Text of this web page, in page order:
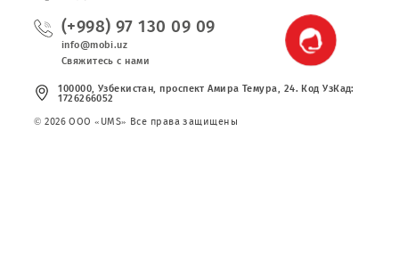
Тарифы
Сервисы
Акции
Новости